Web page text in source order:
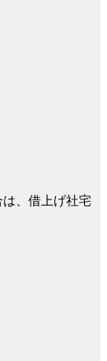
、借上げ社宅